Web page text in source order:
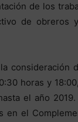
de los
de obreros
consideración
horas y
el año
el